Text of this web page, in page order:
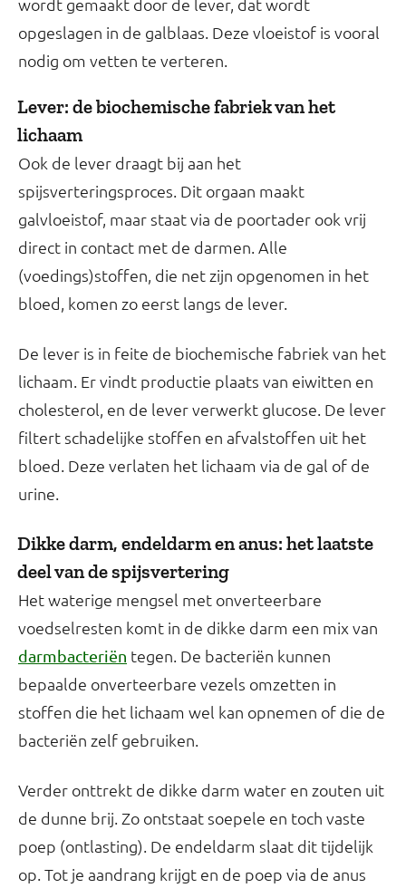
opgeslagen in de galblaas. Deze vloeistof is vooral
nodig om vetten te verteren.
Lever: de biochemische fabriek van het
lichaam
Ook de lever draagt bij aan het
spijsverteringsproces. Dit orgaan maakt
galvloeistof, maar staat via de poortader ook vrij
direct in contact met de darmen. Alle
(voedings)stoffen, die net zijn opgenomen in het
bloed, komen zo eerst langs de lever.
De lever is in feite de biochemische fabriek van het
lichaam. Er vindt productie plaats van eiwitten en
cholesterol, en de lever verwerkt glucose. De lever
filtert schadelijke stoffen en afvalstoffen uit het
bloed. Deze verlaten het lichaam via de gal of de
urine.
Dikke darm, endeldarm en anus: het laatste
deel van de spijsvertering
Het waterige mengsel met onverteerbare
voedselresten komt in de dikke darm een mix van
darmbacteriën tegen. De bacteriën kunnen
bepaalde onverteerbare vezels omzetten in
stoffen die het lichaam wel kan opnemen of die de
bacteriën zelf gebruiken.
Verder onttrekt de dikke darm water en zouten uit
de dunne brij. Zo ontstaat soepele en toch vaste
poep (ontlasting). De endeldarm slaat dit tijdelijk
op. Tot je aandrang krijgt en de poep via de anus